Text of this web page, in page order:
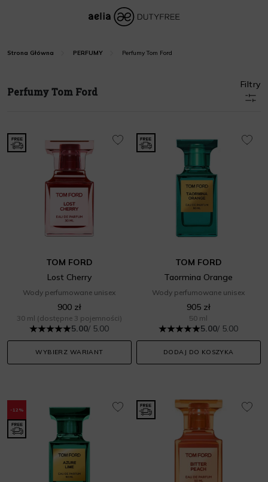
Strona Główna PERFUMY Perfumy Tom Ford
Perfumy Tom Ford
Filtry
TOM FORD
Lost Cherry
Wody perfumowane unisex
900 zł
30 ml (dostępne 3 pojemności)
5.00/ 5.00
WYBIERZ WARIANT
TOM FORD
Taormina Orange
Wody perfumowane unisex
905 zł
50 ml
5.00/ 5.00
DODAJ DO KOSZYKA
-12%